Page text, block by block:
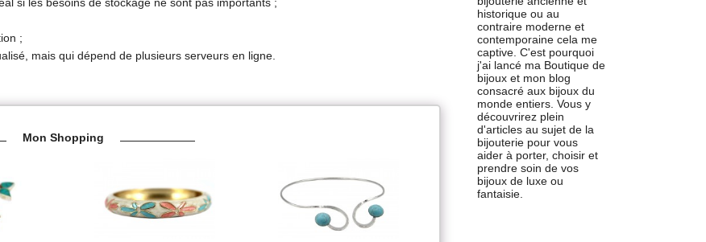
si les besoins de stockage ne sont pas importants ;
;
mais qui dépend de plusieurs serveurs en ligne.
Mon Shopping
historique ou au
contraire moderne et
contemporaine cela me
captive. C'est pourquoi
j'ai lancé ma Boutique de
bijoux et mon blog
consacré aux bijoux du
monde entiers. Vous y
découvrirez plein
d'articles au sujet de la
bijouterie pour vous
aider à porter, choisir et
prendre soin de vos
bijoux de luxe ou
fantaisie.